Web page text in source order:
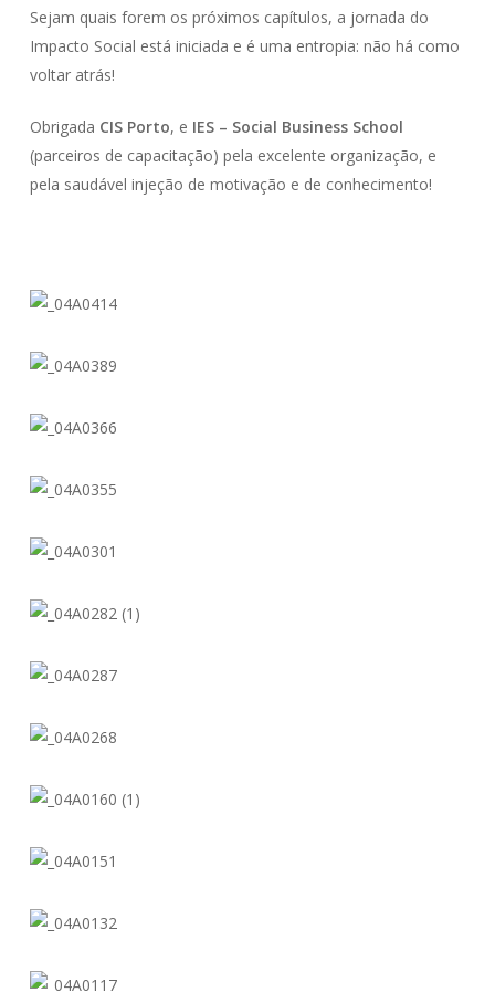
Sejam quais forem os próximos capítulos, a jornada do
Impacto Social está iniciada e é uma entropia: não há como
voltar atrás!
Obrigada CIS Porto, e IES – Social Business School
(parceiros de capacitação) pela excelente organização, e
pela saudável injeção de motivação e de conhecimento!